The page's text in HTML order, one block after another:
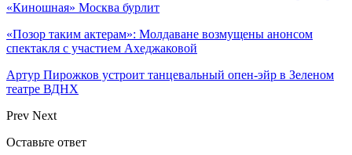
«Киношная» Москва бурлит
«Позор таким актерам»: Молдаване возмущены анонсом
спектакля с участием Ахеджаковой
Артур Пирожков устроит танцевальный опен-эйр в Зеленом
театре ВДНХ
Prev Next
Оставьте ответ